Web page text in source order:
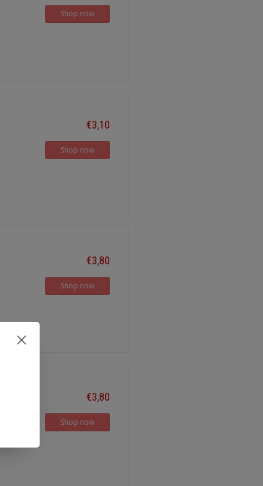
Shop now
€3,10
Shop now
€3,80
Shop now
€3,80
Shop now